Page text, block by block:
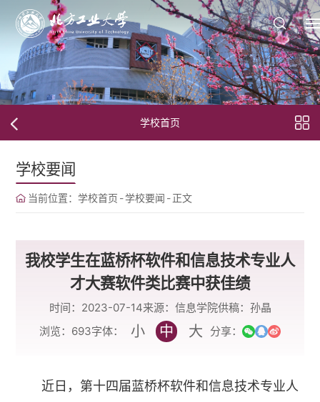
学校首页
学校要闻
当前位置：学校首页 -学校要闻 -正文
我校学生在蓝桥杯软件和信息技术专业人
才大赛软件类比赛中获佳绩
时间：2023-07-14来源：信息学院供稿：孙晶
浏览： 693字体： 小 中 大 分享：
近日，第十四届蓝桥杯软件和信息技术专业人